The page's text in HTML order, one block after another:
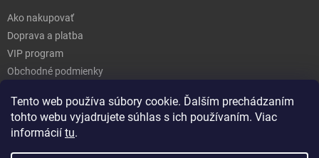
Tento web používa súbory cookie. Ďalším prechádzaním
tohto webu vyjadrujete súhlas s ich používaním. Viac
informácií tu.
Ako nakupovať
Doprava a platba
VIP program
Obchodné podmienky
Nákup cez Quatro
Odstúpenie od zmluvy